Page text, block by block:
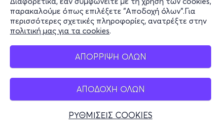
παρακαλούμε όπως επιλέξετε "Αποδοχή όλων".Για
περισσότερες σχετικές πληροφορίες, ανατρέξτε στην
πολιτική μας για τα cookies.
ΑΠΟΡΡΙΨΗ ΟΛΩΝ
ΑΠΟΔΟΧΗ ΟΛΩΝ
ΡΥΘΜΙΣΕΙΣ COOKIES